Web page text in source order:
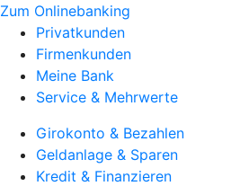
Zum Onlinebanking
Privatkunden
Firmenkunden
Meine Bank
Service & Mehrwerte
Girokonto & Bezahlen
Geldanlage & Sparen
Kredit & Finanzieren